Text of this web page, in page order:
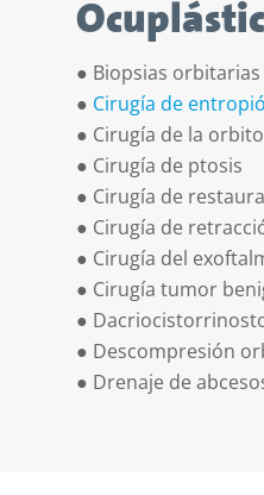
● Biopsias orbitarias
● Cirugía de
● Cirugía de la
● Cirugía de ptosis
● Cirugía de
● Cirugía de
● Cirugía del
● Cirugía tumor
●
● Descompresión
● Drenaje de